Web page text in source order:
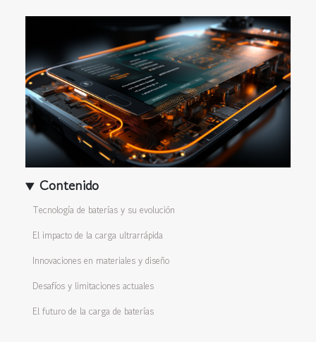
Contenido
Tecnología de baterías y su evolución
El impacto de la carga ultrarrápida
Innovaciones en materiales y diseño
Desafíos y limitaciones actuales
El futuro de la carga de baterías